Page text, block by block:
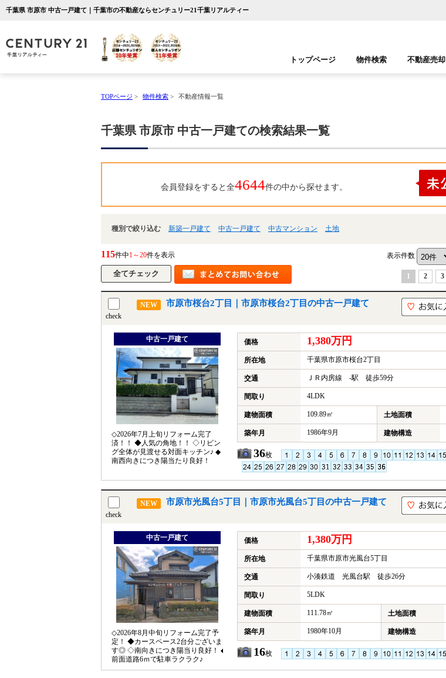
千葉県 市原市 中古一戸建て｜千葉市の不動産ならセンチュリー21千葉リアルティー
トップページ 物件検索 不動産売却
TOPページ > 物件検索 > 不動産情報一覧
千葉県 市原市 中古一戸建ての検索結果一覧
会員登録をすると全4644件の中から探せます。
種別で絞り込む 新築一戸建て 中古一戸建て 中古マンション 土地
115件中1～20件を表示 表示件数
1 2 3
check
NEW 市原市桜台2丁目｜市原市桜台2丁目の中古一戸建て
中古一戸建て
◇2026年7月上旬リフォーム完了
済！！ ◆人気の角地！！ ◇リビン
グ全体が見渡せる対面キッチン♪ ◆
南西向きにつき陽当たり良好！
価格 1,380万円
所在地 千葉県市原市桜台2丁目
交通 ＪＲ内房線 -駅 徒歩59分
間取り 4LDK
建物面積 109.89㎡ 土地面積
築年月 1986年9月 建物構造
36枚
check
NEW 市原市光風台5丁目｜市原市光風台5丁目の中古一戸建て
中古一戸建て
◇2026年8月中旬リフォーム完了予
定！ ◆カースペース2台分ございま
す◎ ◇南向きにつき陽当り良好！ ◆
前面道路6ｍで駐車ラクラク♪
価格 1,380万円
所在地 千葉県市原市光風台5丁目
交通 小湊鉄道 光風台駅 徒歩26分
間取り 5LDK
建物面積 111.78㎡ 土地面積
築年月 1980年10月 建物構造
16枚